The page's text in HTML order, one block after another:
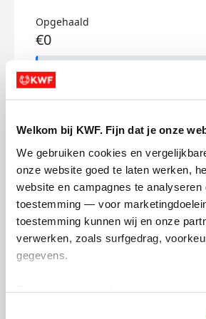
Welkom bij KWF. Fijn dat je onze
We gebruiken cookies en
onze website goed te laten werken,
website en campagnes te
toestemming — voor
toestemming kunnen wij en onze
verwerken, zoals surfgedrag,
gegevens.
Opgehaald
€0
Doneer
Flip's